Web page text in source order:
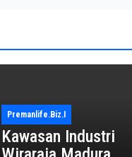
Premanlife.biz.i
Kawasan Industri